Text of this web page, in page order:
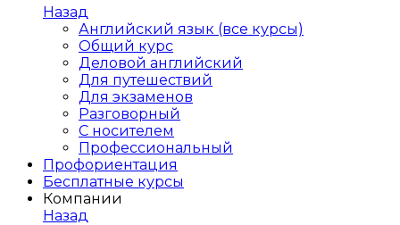
Назад
Английский язык (все курсы)
Общий курс
Деловой английский
Для путешествий
Для экзаменов
Разговорный
С носителем
Профессиональный
Профориентация
Бесплатные курсы
Компании
Назад